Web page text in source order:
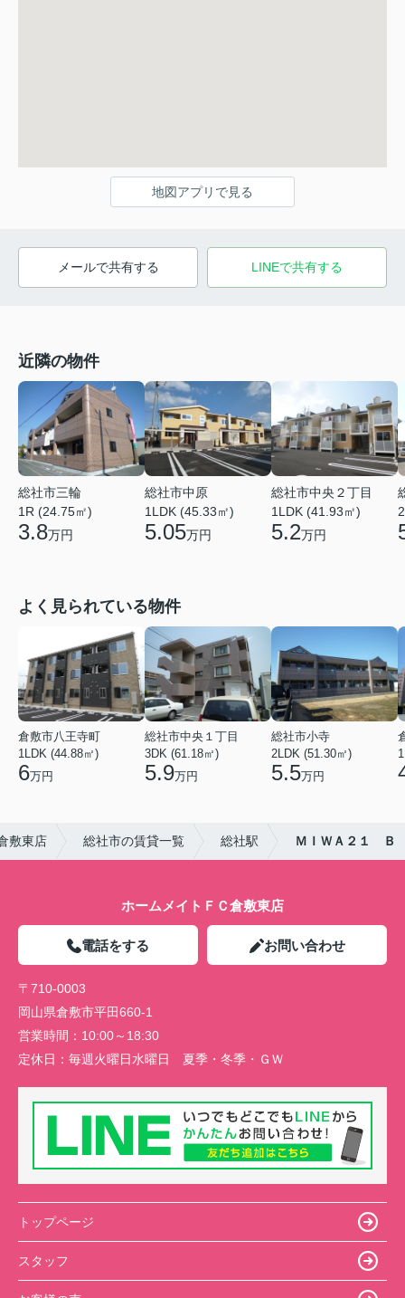
地図アプリで見る
メールで共有する LINEで共有する
近隣の物件
総社市三輪
1R (24.75㎡)
3.8万円
総社市中原
1LDK (45.33㎡)
5.05万円
総社市中央２丁目
1LDK (41.93㎡)
5.2万円
よく見られている物件
倉敷市八王寺町
1LDK (44.88㎡)
6万円
総社市中央１丁目
3DK (61.18㎡)
5.9万円
総社市小寺
2LDK (51.30㎡)
5.5万円
敷東店 総社市の賃貸一覧 総社駅 ＭＩＷＡ２１ Ｂ
ホームメイトＦＣ倉敷東店
電話をする お問い合わせ
〒710-0003
岡山県倉敷市平田660-1
営業時間： 10:00～18:30
定休日： 毎週火曜日水曜日 夏季・冬季・ＧＷ
トップページ
スタッフ